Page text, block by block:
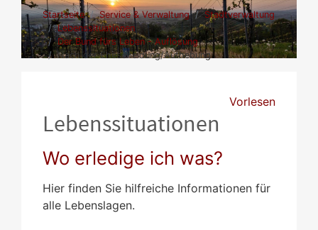
Startseite Service & Verwaltung
Stadtverwaltung
Lebenssituationen
Der Bund fürs Leben - Auflösung
Nach der Ehescheidung/Aufhebung
Vorlesen
Lebenssituationen
Wo erledige ich was?
Hier finden Sie hilfreiche Informationen für
alle Lebenslagen.